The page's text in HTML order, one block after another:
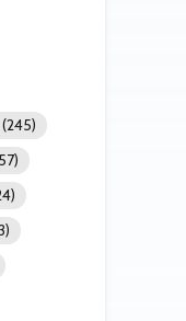
(245)